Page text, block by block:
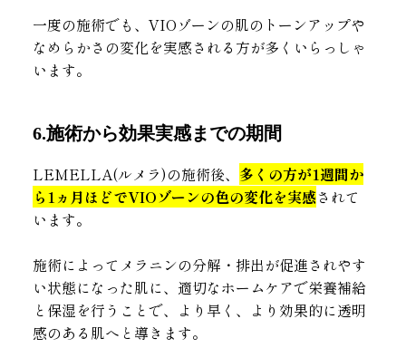
一度の施術でも、VIOゾーンの肌のトーンアップや
なめらかさの変化を実感される方が多くいらっしゃ
います。
6.施術から効果実感までの期間
LEMELLA(ルメラ)の施術後、 多くの方が1週間か
ら1ヵ月ほどでVIOゾーンの色の変化を実感されて
います。
施術によってメラニンの分解・排出が促進されやす
い状態になった肌に、適切なホームケアで栄養補給
と保湿を行うことで、より早く、より効果的に透明
感のある肌へと導きます。